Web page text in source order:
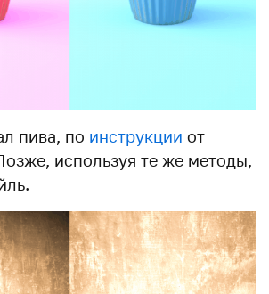
пива, по инструкции от
используя те же методы,